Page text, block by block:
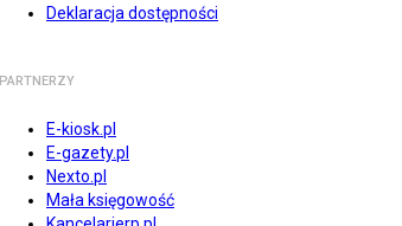
Deklaracja dostępności
PARTNERZY
E-kiosk.pl
E-gazety.pl
Nexto.pl
Mała księgowość